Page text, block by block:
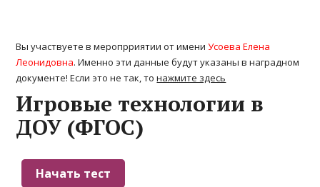
Вы участвуете в меропрриятии от имениУсоева Елена
Леонидовна. Именно эти данные будут указаны в наградном
документе! Если это не так, тонажмите здесь
Игровые технологии в
ДОУ (ФГОС)